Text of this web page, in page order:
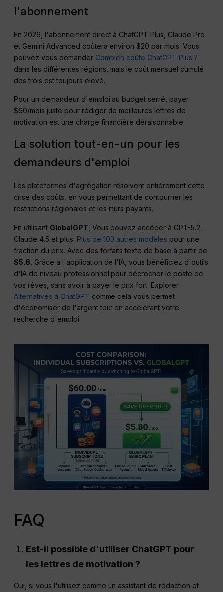
l'abonnement
En 2026, l'abonnement direct à ChatGPT Plus, Claude Pro
et Gemini Advanced coûtera environ $20 par mois. Vous
pouvez vous demander Combien coûte ChatGPT Plus ?
dans les différentes régions, mais le coût mensuel cumulé
des trois est toujours élevé.
Pour un demandeur d'emploi au budget serré, payer
$60/mois juste pour rédiger de meilleures lettres de
motivation est une charge financière déraisonnable.
La solution tout-en-un pour les
demandeurs d'emploi
Les plateformes d'agrégation résolvent entièrement cette
crise des coûts, en vous permettant de contourner les
restrictions régionales et les murs payants.
En utilisant GlobalGPT , Vous pouvez accéder à GPT-5.2,
Claude 4.5 et plus. Plus de 100 autres modèles pour une
fraction du prix. Avec des forfaits texte de base à partir de
$5.8 , Grâce à l'application de l'IA, vous bénéficiez d'outils
d'IA de niveau professionnel pour décrocher le poste de
vos rêves, sans avoir à payer le prix fort. Explorer
Alternatives à ChatGPT comme cela vous permet
d'économiser de l'argent tout en accélérant votre
recherche d'emploi.
FAQ
Est-il possible d'utiliser ChatGPT pour
les lettres de motivation ?
Oui, si vous l'utilisez comme un assistant de rédaction et